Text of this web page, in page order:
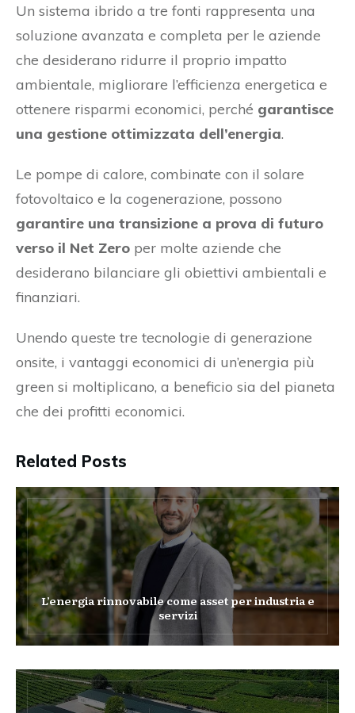
Un sistema ibrido a tre fonti rappresenta una
soluzione avanzata e completa per le aziende
che desiderano ridurre il proprio impatto
ambientale, migliorare l’efficienza energetica e
ottenere risparmi economici, perché garantisce
una gestione ottimizzata dell’energia.
Le pompe di calore, combinate con il solare
fotovoltaico e la cogenerazione, possono
garantire una transizione a prova di futuro
verso il Net Zero per molte aziende che
desiderano bilanciare gli obiettivi ambientali e
finanziari.
Unendo queste tre tecnologie di generazione
onsite, i vantaggi economici di un’energia più
green si moltiplicano, a beneficio sia del pianeta
che dei profitti economici.
Related Posts
L’energia rinnovabile come asset per industria e
servizi